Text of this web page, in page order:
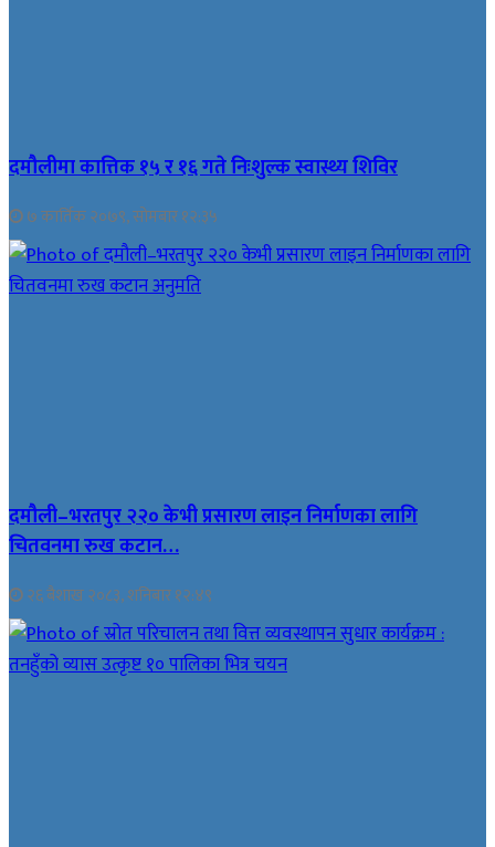
दमौलीमा कात्तिक १५ र १६ गते निःशुल्क स्वास्थ्य शिविर
७ कार्तिक २०७९, सोमबार १२:३५
दमौली–भरतपुर २२० केभी प्रसारण लाइन निर्माणका लागि
चितवनमा रुख कटान…
२६ बैशाख २०८३, शनिबार १२:४९